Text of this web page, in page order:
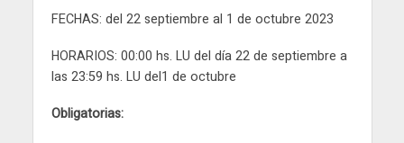
FECHAS: del 22 septiembre al 1 de octubre 2023
HORARIOS: 00:00 hs. LU del día 22 de septiembre a
las 23:59 hs. LU del1 de octubre
Obligatorias: